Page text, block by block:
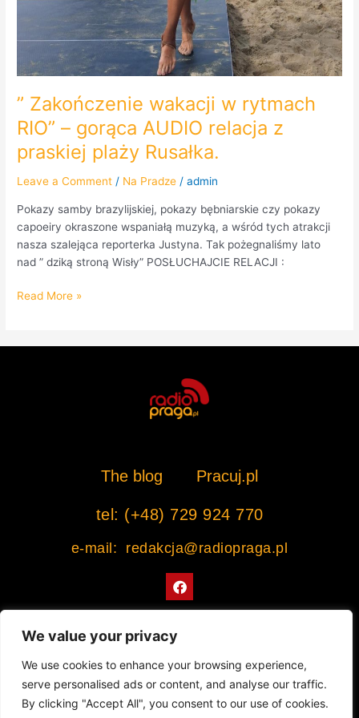
We value your privacy
We use cookies to enhance your browsing experience,
serve personalised ads or content, and analyse our traffic.
By clicking "Accept All", you consent to our use of cookies.
” Zakończenie wakacji w rytmach
RIO” – gorąca AUDIO relacja z
praskiej plaży Rusałka.
Leave a Comment / Na Pradze /admin
Pokazy samby brazylijskiej, pokazy bębniarskie czy pokazy
capoeiry okraszone wspaniałą muzyką, a wśród tych atrakcji
nasza szalejąca reporterka Justyna. Tak pożegnaliśmy lato
nad ” dziką stroną Wisły” POSŁUCHAJCIE RELACJI :
Read More »
The blog Pracuj.pl
tel: (+48) 729 924 770
e-mail: redakcja@radiopraga.pl
F
a
c
o
k
Współpracujemy z Muzeum Warszawskiej Pragi
© 2022 All rights Reserved. Radiopraga.pl